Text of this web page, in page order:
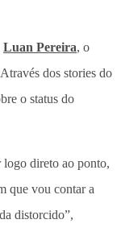
Luan Pereira, o
dos stories do
o status do
logo direto ao ponto,
que vou contar a
distorcido”,